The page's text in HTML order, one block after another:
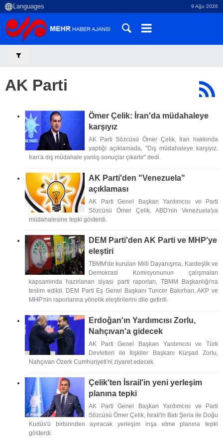
9 Ağu 2026
AK Parti
Ömer Çelik: İran'da müdahaleye
karşıyız
AK Parti Sözcüsü Ömer Çelik, İran hakkında
yaptığı açıklamada, "Dış müdahaleye karşıyız.
İran'a dış müdahale yanlış sonuçlar çıkartır" dedi.
AK Parti'den "Venezuela"
açıklaması
AK Parti Genel Başkan Yardımcısı ve Parti
Sözcüsü Ömer Çelik, ABD'nin Venezuela'ya
müdahalesine tepki gösterdi.
DEM Parti'den AK Parti ve MHP'ye
eleştiri
TBMM'de kurulan Milli Dayanışma, Kardeşlik ve
Demokrasi Komisyonunun çalışmaları
kapsamında hazırlanan siyasi parti raporları, TBMM Başkanlığı'na
teslim edildi. DEM Parti Eş Genel Başkanı Tuncer Bakırhan, AKP ve
MHP'nin raporlarına yönelik eleştirilerini dile getirdi.
Erdoğan'ın Yardımcısı Zorlu,
Nahçıvan'a gidecek
AK Parti Genel Başkan Yardımcısı ve Türk
Devletleri ile İlişkiler Başkanı Kürşad Zorlu,
Nahçıvan Özerk Cumhuriyeti'ni ziyaret edecek.
Çelik'ten İsrail'in yeni yerleşim
planına tepki
AK Parti Genel Başkan Yardımcısı ve Parti
Sözcüsü Ömer Çelik, İsrail'in Batı Şeria ile Doğu
Kudüs'ü birbirinden ayıracak yerleşim inşa etme planına tepki
gösterdi.